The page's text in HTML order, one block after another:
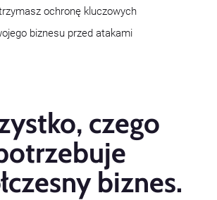
ochronę kluczowych
biznesu przed atakami
czego
biznes.